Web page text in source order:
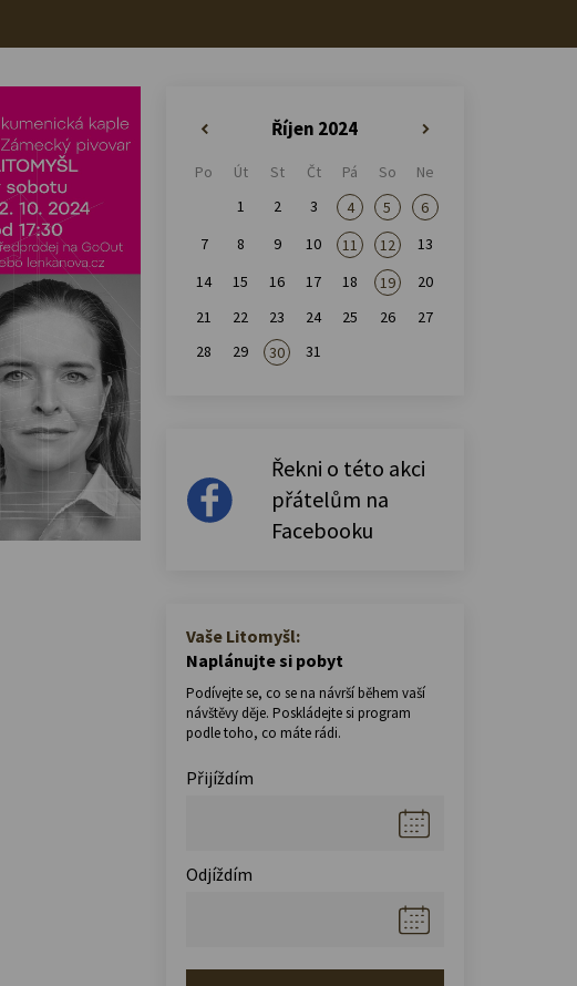
Říjen 2024
Po Út St Čt Pá So
Ne
1
2 3 4 5
6
7
8 9 10 11 12
13
14
15 16 17 18 19
20
21
22 23 24 25 26
27
28
29 30 31
Řekni o této akci
přátelům na
Facebooku
Vaše Litomyšl:
Naplánujte si pobyt
Podívejte se, co se na návrší během vaší
návštěvy děje. Poskládejte si program
podle toho, co máte rádi.
Přijíždím
Odjíždím